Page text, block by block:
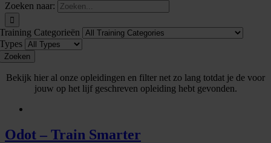
Zoeken naar:
Training Categorieën
Types
Zoeken
Bekijk hier al onze opleidingen en filter net zo lang totdat je de voor
jouw op het lijf geschreven opleiding hebt gevonden.
Odot – Train Smarter